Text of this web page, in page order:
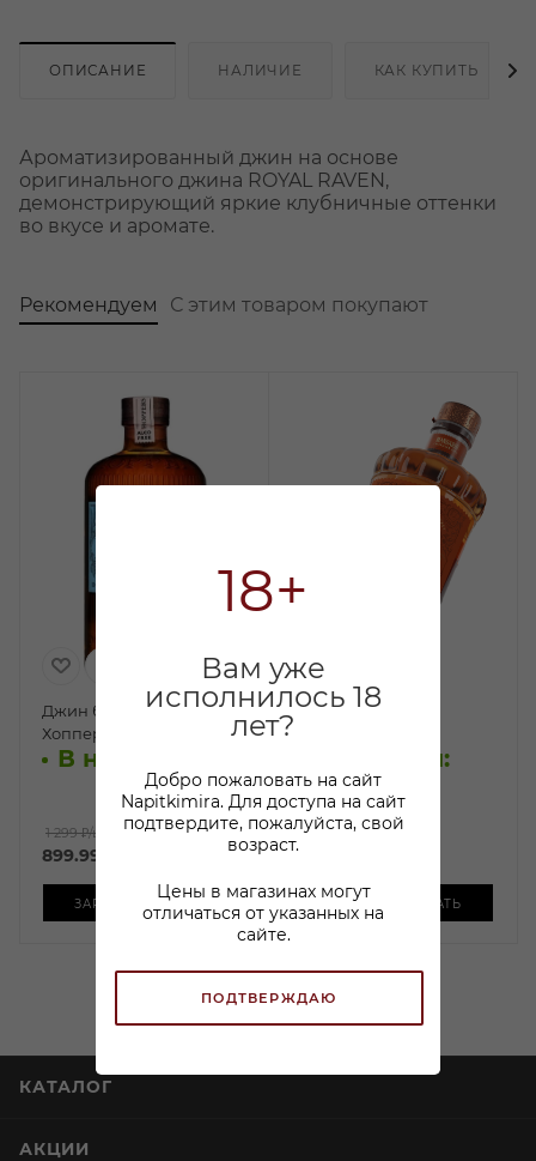
18+
Вам уже
исполнилось 18
лет?
Добро пожаловать на сайт
Napitkimira. Для доступа на сайт
подтвердите, пожалуйста, свой
возраст.
Цены в магазинах могут
отличаться от указанных на
сайте.
ПОДТВЕРЖДАЮ
ОПИСАНИЕ НАЛИЧИЕ КАК КУПИТЬ
Ароматизированный джин на основе
оригинального джина ROYAL RAVEN,
демонстрирующий яркие клубничные оттенки
во вкусе и аромате.
Рекомендуем С этим товаром покупают
Джин безалкогольный
Хопперс 0,7л
В наличии:
1 299 ₽/шт
899.99
ЗАРЕЗЕРВИРОВАТЬ
Джин Джинстер
В наличии:
750 ₽/шт
649.99
ЗАРЕЗЕРВИРОВАТЬ
КАТАЛОГ
АКЦИИ